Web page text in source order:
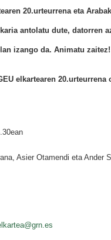
20.urteurrena eta
antolatu dute, datorren
izango da. Animatu zaitez!
elkartearen 20.urteurrena
Asier Otamendi eta Ander